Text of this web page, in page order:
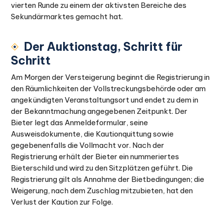
vierten Runde zu einem der aktivsten Bereiche des
Sekundärmarktes gemacht hat.
Der Auktionstag, Schritt für
Schritt
Am Morgen der Versteigerung beginnt die Registrierung in
den Räumlichkeiten der Vollstreckungsbehörde oder am
angekündigten Veranstaltungsort und endet zu dem in
der Bekanntmachung angegebenen Zeitpunkt. Der
Bieter legt das Anmeldeformular, seine
Ausweisdokumente, die Kautionquittung sowie
gegebenenfalls die Vollmacht vor. Nach der
Registrierung erhält der Bieter ein nummeriertes
Bieterschild und wird zu den Sitzplätzen geführt. Die
Registrierung gilt als Annahme der Bietbedingungen; die
Weigerung, nach dem Zuschlag mitzubieten, hat den
Verlust der Kaution zur Folge.